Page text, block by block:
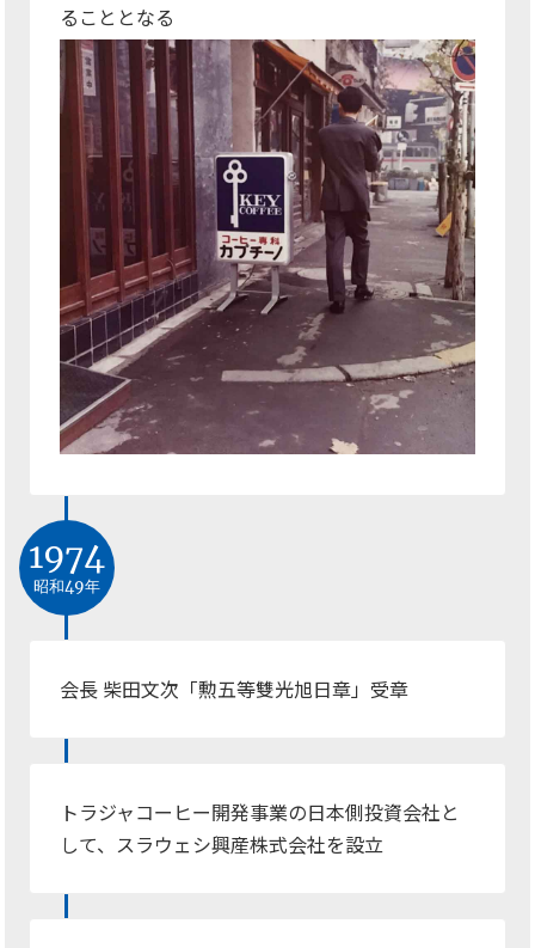
ることとなる
会長 柴田文次「勲五等雙光旭日章」受章
トラジャコーヒー開発事業の日本側投資会社と
して、スラウェシ興産株式会社を設立
1974
昭和49年